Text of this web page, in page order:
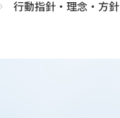
行動指針・理念・方針